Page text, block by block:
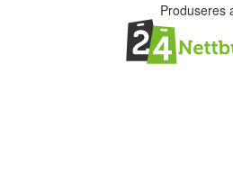
Produseres